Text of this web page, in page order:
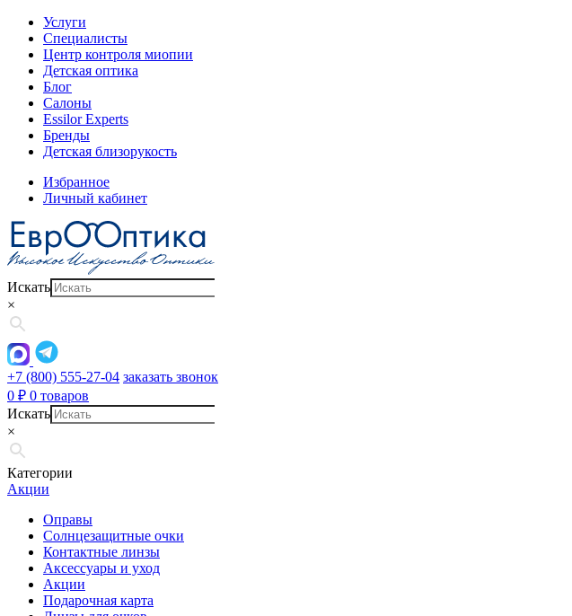
Услуги
Специалисты
Центр контроля миопии
Детская оптика
Блог
Салоны
Essilor Experts
Бренды
Детская близорукость
Избранное
Личный кабинет
Искать
×
+7 (800) 555-27-04 заказать звонок
0 ₽ 0 товаров
Искать
×
Категории
Акции
Оправы
Солнцезащитные очки
Контактные линзы
Аксессуары и уход
Акции
Подарочная карта